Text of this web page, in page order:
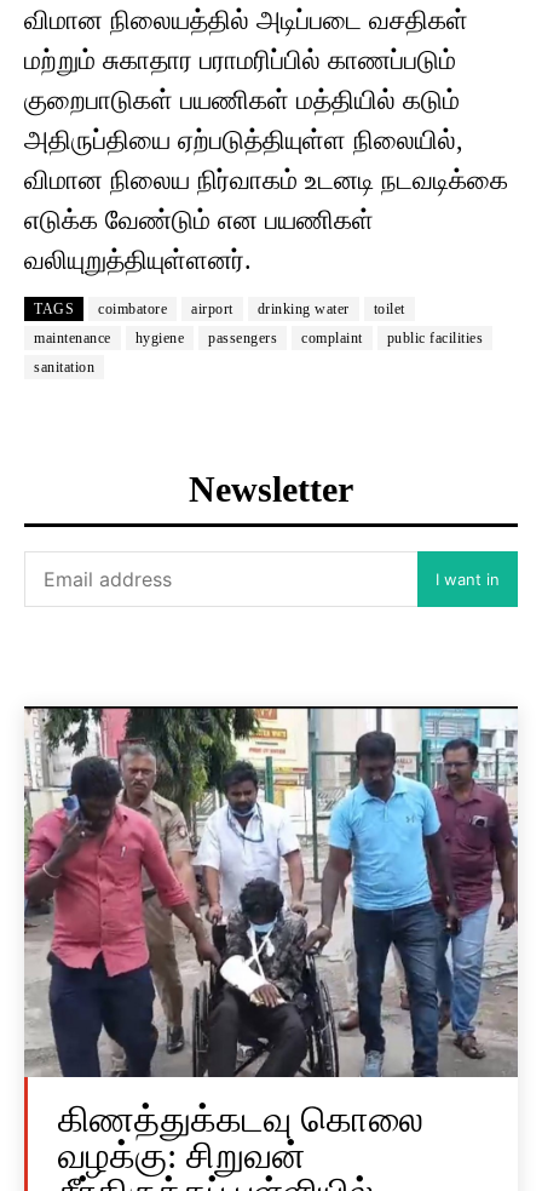
விமான நிலையத்தில் அடிப்படை வசதிகள்
மற்றும் சுகாதார பராமரிப்பில் காணப்படும்
குறைபாடுகள் பயணிகள் மத்தியில் கடும்
அதிருப்தியை ஏற்படுத்தியுள்ள நிலையில்,
விமான நிலைய நிர்வாகம் உடனடி நடவடிக்கை
எடுக்க வேண்டும் என பயணிகள்
வலியுறுத்தியுள்ளனர்.
TAGS coimbatore airport drinking water
toilet
maintenance
hygiene passengers complaint
public facilities
sanitation
Newsletter
I want in
கிணத்துக்கடவு கொலை
வழக்கு: சிறுவன்